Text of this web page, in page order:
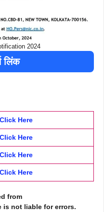
2024
लिंक
Click Here
Click Here
Click Here
Click Here
from
is not liable for errors.